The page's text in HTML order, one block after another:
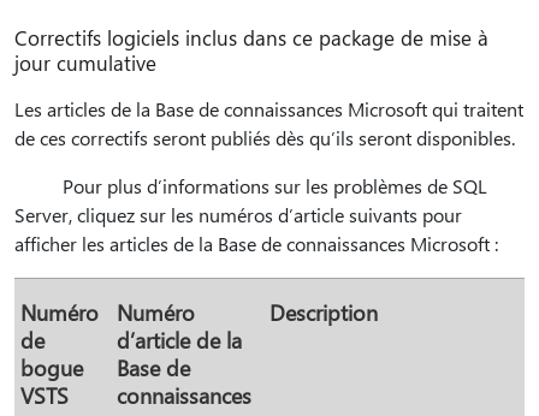
Correctifs logiciels inclus dans ce package de mise à
jour cumulative
Les articles de la Base de connaissances Microsoft qui traitent
de ces correctifs seront publiés dès qu’ils seront disponibles.
Pour plus d’informations sur les problèmes de SQL
Server, cliquez sur les numéros d’article suivants pour
afficher les articles de la Base de connaissances Microsoft :
Numéro
de
bogue
VSTS
Numéro
d’article de la
Base de
connaissances
Description